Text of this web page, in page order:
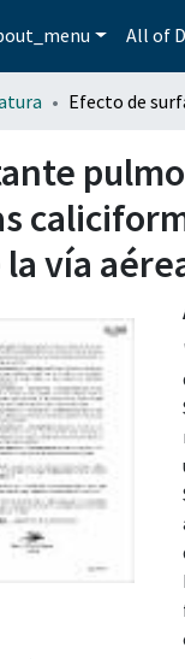
All of
vía